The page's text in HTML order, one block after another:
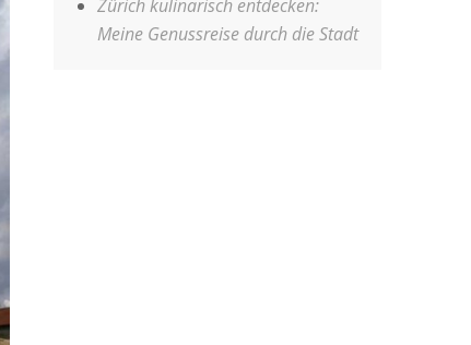
Zürich kulinarisch entdecken:
Meine Genussreise durch die Stadt